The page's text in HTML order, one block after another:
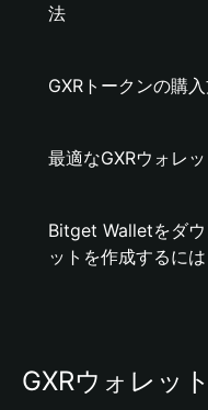
法
GXRトークンの購
最適なGXRウォレッ
Bitget Walletをダウ
ットを作成するには
GXRウォレッ